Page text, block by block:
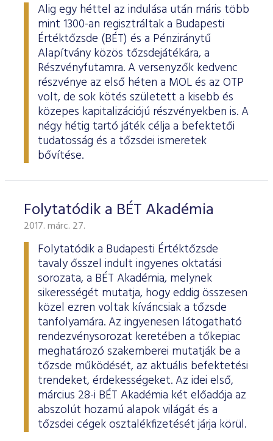
Alig egy héttel az indulása után máris több
mint 1300-an regisztráltak a Budapesti
Értéktőzsde (BÉT) és a Pénziránytű
Alapítvány közös tőzsdejátékára, a
Részvényfutamra. A versenyzők kedvenc
részvénye az első héten a MOL és az OTP
volt, de sok kötés született a kisebb és
közepes kapitalizációjú részvényekben is. A
négy hétig tartó játék célja a befektetői
tudatosság és a tőzsdei ismeretek
bővítése.
Folytatódik a BÉT Akadémia
2017. márc. 27.
Folytatódik a Budapesti Értéktőzsde
tavaly ősszel indult ingyenes oktatási
sorozata, a BÉT Akadémia, melynek
sikerességét mutatja, hogy eddig összesen
közel ezren voltak kíváncsiak a tőzsde
tanfolyamára. Az ingyenesen látogatható
rendezvénysorozat keretében a tőkepiac
meghatározó szakemberei mutatják be a
tőzsde működését, az aktuális befektetési
trendeket, érdekességeket. Az idei első,
március 28-i BÉT Akadémia két előadója az
abszolút hozamú alapok világát és a
tőzsdei cégek osztalékfizetését járja körül.